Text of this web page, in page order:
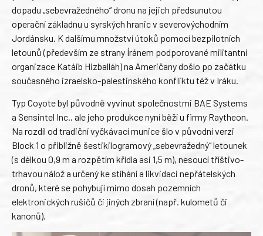
dopadu „sebevražedného“ dronu na jejich předsunutou
operační základnu u syrských hranic v severovýchodním
Jordánsku. K dalšímu množství útoků pomocí bezpilotních
letounů (především ze strany Íránem podporované militantní
organizace Katáib Hizballáh) na Američany došlo po začátku
současného izraelsko-palestinského konfliktu též v Iráku.
Typ Coyote byl původně vyvinut společnostmi BAE Systems
a Sensintel Inc., ale jeho produkce nyní běží u firmy Raytheon.
Na rozdíl od tradiční vyčkávací munice šlo v původní verzi
Block 1 o přibližně šestikilogramový „sebevražedný“ letounek
(s délkou 0,9 m a rozpětím křídla asi 1,5 m), nesoucí tříštivo-
trhavou nálož a určený ke stíhání a likvidaci nepřátelských
dronů, které se pohybují mimo dosah pozemních
elektronických rušičů či jiných zbraní (např. kulometů či
kanonů).